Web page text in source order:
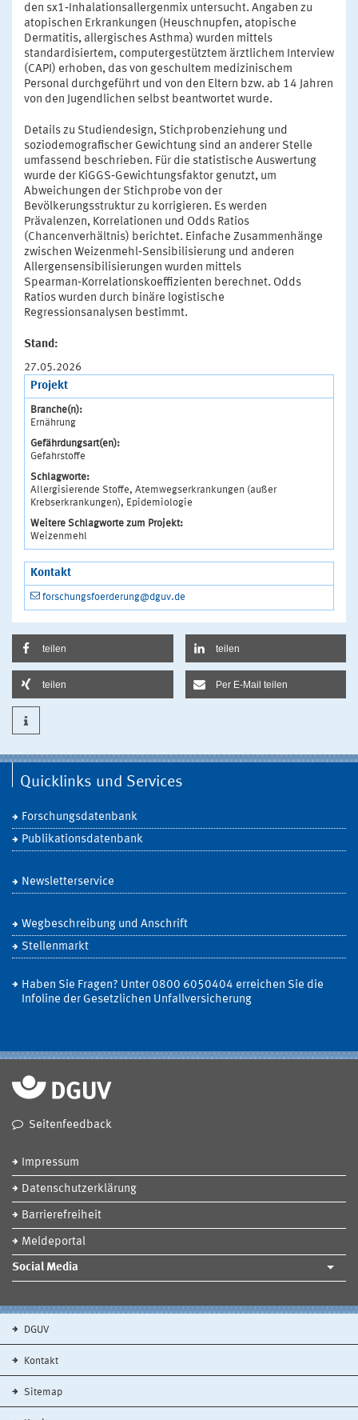
den sx1‑Inhalationsallergenmix untersucht. Angaben zu
atopischen Erkrankungen (Heuschnupfen, atopische
Dermatitis, allergisches Asthma) wurden mittels
standardisiertem, computergestütztem ärztlichem Interview
(CAPI) erhoben, das von geschultem medizinischem
Personal durchgeführt und von den Eltern bzw. ab 14 Jahren
von den Jugendlichen selbst beantwortet wurde.
Details zu Studiendesign, Stichprobenziehung und
soziodemografischer Gewichtung sind an anderer Stelle
umfassend beschrieben. Für die statistische Auswertung
wurde der KiGGS‑Gewichtungsfaktor genutzt, um
Abweichungen der Stichprobe von der
Bevölkerungsstruktur zu korrigieren. Es werden
Prävalenzen, Korrelationen und Odds Ratios
(Chancenverhältnis) berichtet. Einfache Zusammenhänge
zwischen Weizenmehl‑Sensibilisierung und anderen
Allergensensibilisierungen wurden mittels
Spearman‑Korrelationskoeffizienten berechnet. Odds
Ratios wurden durch binäre logistische
Regressionsanalysen bestimmt.
Stand:
27.05.2026
Projekt
Branche(n):
Ernährung
Gefährdungsart(en):
Gefahrstoffe
Schlagworte:
Allergisierende Stoffe, Atemwegserkrankungen (außer
Krebserkrankungen), Epidemiologie
Weitere Schlagworte zum Projekt:
Weizenmehl
Kontakt
forschungsfoerderung@dguv.de
teilen teilen
teilen Per E-Mail teilen
Quicklinks und Services
Forschungsdatenbank
Publikationsdatenbank
Newsletterservice
Wegbeschreibung und Anschrift
Stellenmarkt
Haben Sie Fragen? Unter 0800 6050404 erreichen Sie die
Infoline der Gesetzlichen Unfallversicherung
Seitenfeedback
Impressum
Datenschutzerklärung
Barrierefreiheit
Meldeportal
Social Media
DGUV
Kontakt
Sitemap